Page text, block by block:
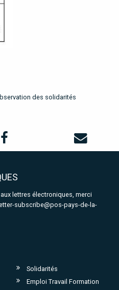
des solidarités
lettres électroniques, merci
subscribe@pos-pays-de-la-
Solidarités
Emploi Travail Formation